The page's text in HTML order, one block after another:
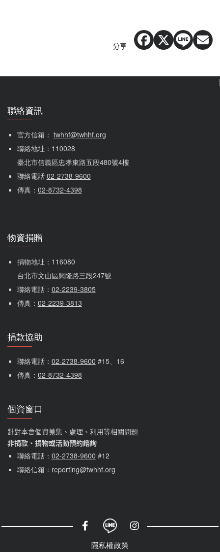
分享
聯絡資訊
官方信箱： twhhf@twhhf.org
聯絡地址：110028
臺北市信義區忠孝東路五段480號4樓
聯絡電話 02-2738-9600
傳真： 02-8732-4398
物資捐贈
捐物地址：116080
台北市文山區興隆路三段247號
聯絡電話： 02-2239-3805
傳真： 02-2239-3813
捐款協助
聯絡電話： 02-2738-9600 #15、16
傳真： 02-8732-4398
個資窗口
針對本會個資蒐集、處理、利用等相關問題
非捐款、捐物或活動預約諮詢
聯絡電話： 02-2738-9600 #12
聯絡信箱： reporting@twhhf.org
社群選單
隱私權政策